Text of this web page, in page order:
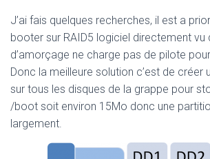
J’ai fais quelques recherches, il est a
booter sur RAID5 logiciel directement vu
d’amorçage ne charge pas de pilote
Donc la meilleure solution c’est de créer
sur tous les disques de la grappe pour
/boot soit environ 15Mo donc une
largement.